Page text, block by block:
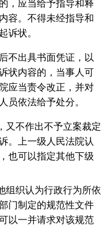
，应当给予指导和释
容。不得未经指导和
诉状。
不出具书面凭证，以
状内容的，当事人可
应当责令改正，并对
员依法给予处分。
又不作出不予立案裁定
。上一级人民法院认
也可以指定其他下级
组织认为行政行为所依
门制定的规范性文件
以一并请求对该规范